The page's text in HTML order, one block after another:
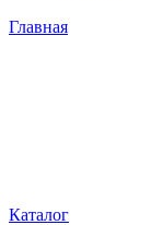
Главная
Каталог